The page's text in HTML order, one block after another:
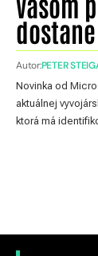
Autor:PETER
Novinka od
aktuálnej
ktorá má